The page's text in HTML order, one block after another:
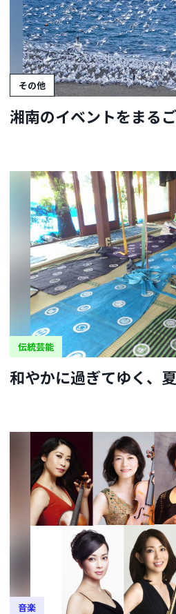
その他
湘南のイベントをまる
伝統芸能
和やかに過ぎてゆく、
音楽